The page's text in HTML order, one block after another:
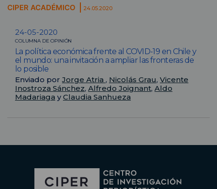
CIPER ACADÉMICO 24.05.2020
24-05-2020
COLUMNA DE OPINIÓN
La política económica frente al COVID-19 en Chile y
el mundo: una invitación a ampliar las fronteras de
lo posible
Enviado por Jorge Atria , Nicolás Grau, Vicente
Inostroza Sánchez, Alfredo Joignant, Aldo
Madariaga yClaudia Sanhueza